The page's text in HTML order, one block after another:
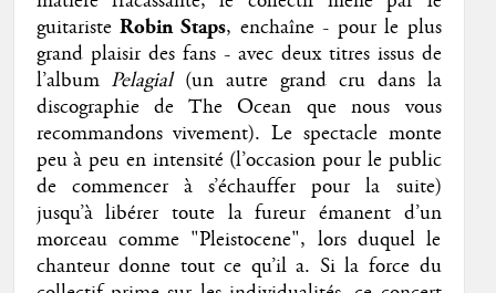
guitariste Robin Staps, enchaîne - pour le plus
grand plaisir des fans - avec deux titres issus de
l’album Pelagial(un autre grand cru dans la
discographie de The Ocean que nous vous
recommandons vivement). Le spectacle monte
peu à peu en intensité (l’occasion pour le public
de commencer à s’échauffer pour la suite)
jusqu’à libérer toute la fureur émanent d’un
morceau comme "Pleistocene", lors duquel le
chanteur donne tout ce qu’il a. Si la force du